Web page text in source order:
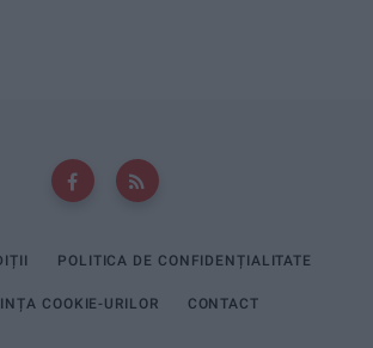
POLITICA DE CONFIDENȚIALITATE
COOKIE-URILOR CONTACT